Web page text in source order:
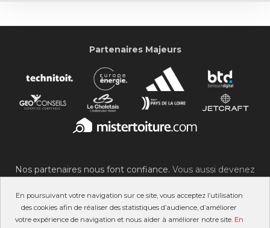
En poursuivant votre navigation sur ce site, vous acceptez l’utilisation
des cookies afin de réaliser des statistiques d’audience, d’améliorer
votre expérience de navigation et nous aider à améliorer notre site. En
Partenaires Majeurs
Nos partenaires nous font confiance. Vous aussi devenez